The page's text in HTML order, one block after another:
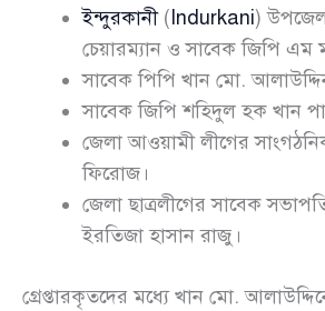
ইন্দুরকানী( Indurkani)
চেয়ারম্যান ও সাবেক জিপি এম
সাবেক পিপি খান মো.
সাবেক জিপি শহিদুল হক খান
জেলা আওয়ামী লীগের
ফিরোজ।
জেলা ছাত্রলীগের সাবেক
ইরতিজা হাসান রাজু।
গ্রেপ্তারকৃতদের মধ্যে খান মো.